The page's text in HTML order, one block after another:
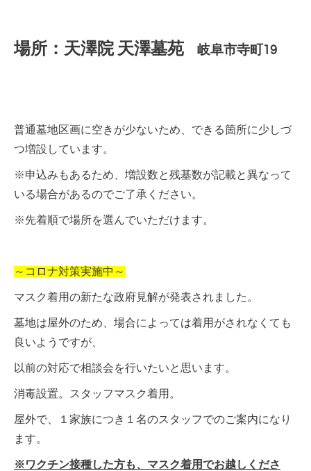
場所：天澤院 天澤墓苑 岐阜市寺町19
普通墓地区画に空きが少ないため、できる箇所に少しづ
つ増設しています。
※申込みもあるため、増設数と残基数が記載と異なって
いる場合があるのでご了承ください。
※先着順で場所を選んでいただけます。
～コロナ対策実施中～
マスク着用の新たな政府見解が発表されました。
墓地は屋外のため、場合によっては着用がされなくても
良いようですが、
以前の対応で相談会を行いたいと思います。
消毒設置。スタッフマスク着用。
屋外で、１家族につき１名のスタッフでのご案内になり
ます。
※ワクチン接種した方も、マスク着用でお越しくださ